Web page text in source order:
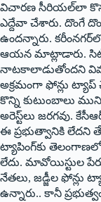
‌విచారణ సీరియల్‌లా
ఎద్దేవా చేశారు. దొంగే
ఉందన్నారు.
ఆయ‌న‌ మాట్లాడారు. సిట్‌
నాటకాలాడుతోందని
అక్రమంగా ఫోన్లు
కొన్ని కుటుంబాలు
అరెస్ట్‌లు జరగవు.
ఈ ప్రభుత్వానికి లేదని
ట్యాపింగ్‌కు
లేదు. మావోయిస్టుల
నేతలు, జడ్జీల ఫోన్లు
ఉన్నారు.. కానీ